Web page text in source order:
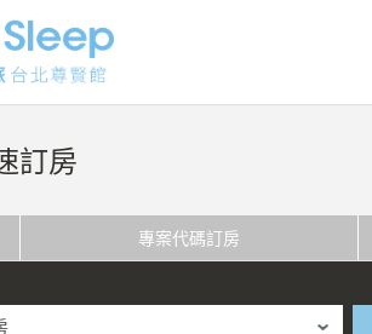
訂房
專案代碼訂房